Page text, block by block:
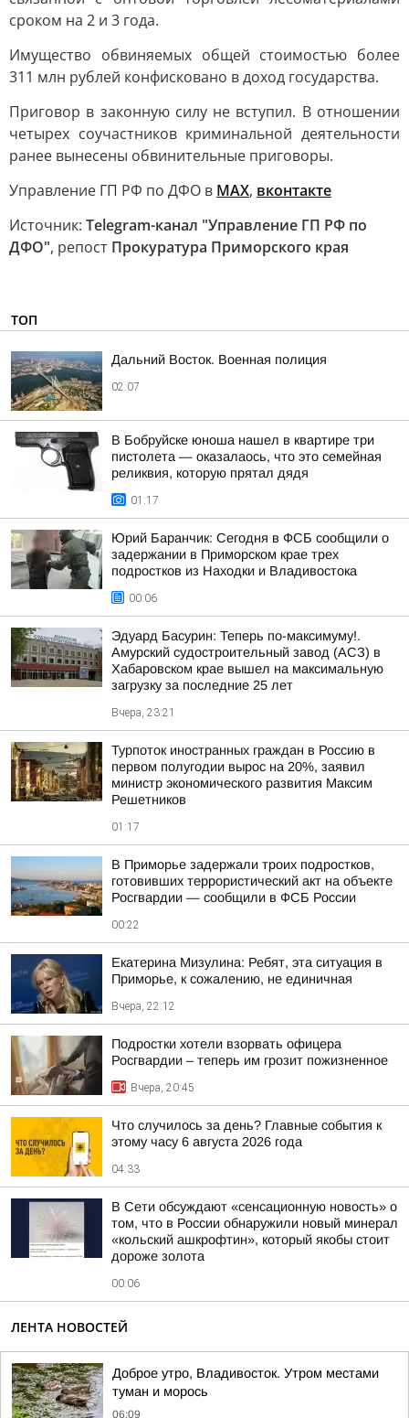
сроком на 2 и 3 года.
Имущество обвиняемых общей стоимостью более
311 млн рублей конфисковано в доход государства.
Приговор в законную силу не вступил. В отношении
четырех соучастников криминальной деятельности
ранее вынесены обвинительные приговоры.
Управление ГП РФ по ДФО в МАХ, вконтакте
Источник: Telegram-канал "Управление ГП РФ по
ДФО", репост Прокуратура Приморского края
ТОП
Дальний Восток. Военная полиция
02:07
В Бобруйске юноша нашел в квартире три
пистолета — оказалаось, что это семейная
реликвия, которую прятал дядя
01:17
Юрий Баранчик: Сегодня в ФСБ сообщили о
задержании в Приморском крае трех
подростков из Находки и Владивостока
00:06
Эдуард Басурин: Теперь по-максимуму!.
Амурский судостроительный завод (АСЗ) в
Хабаровском крае вышел на максимальную
загрузку за последние 25 лет
Вчера, 23:21
Турпоток иностранных граждан в Россию в
первом полугодии вырос на 20%, заявил
министр экономического развития Максим
Решетников
01:17
В Приморье задержали троих подростков,
готовивших террористический акт на объекте
Росгвардии — сообщили в ФСБ России
00:22
Екатерина Мизулина: Ребят, эта ситуация в
Приморье, к сожалению, не единичная
Вчера, 22:12
Подростки хотели взорвать офицера
Росгвардии – теперь им грозит пожизненное
Вчера, 20:45
Что случилось за день? Главные события к
этому часу 6 августа 2026 года
04:33
В Сети обсуждают «сенсационную новость» о
том, что в России обнаружили новый минерал
«кольский ашкрофтин», который якобы стоит
дороже золота
00:06
ЛЕНТА НОВОСТЕЙ
Доброе утро, Владивосток. Утром местами
туман и морось
06:09